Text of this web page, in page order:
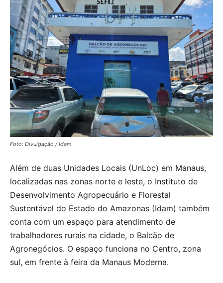
Foto: Divulgação / Idam
Além de duas Unidades Locais (UnLoc) em Manaus,
localizadas nas zonas norte e leste, o Instituto de
Desenvolvimento Agropecuário e Florestal
Sustentável do Estado do Amazonas (Idam) também
conta com um espaço para atendimento de
trabalhadores rurais na cidade, o Balcão de
Agronegócios. O espaço funciona no Centro, zona
sul, em frente à feira da Manaus Moderna.